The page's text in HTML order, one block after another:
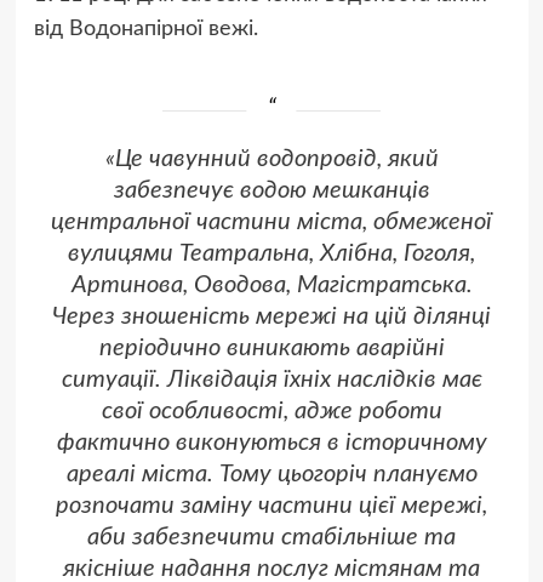
від Водонапірної вежі.
«Це чавунний водопровід, який
забезпечує водою мешканців
центральної частини міста, обмеженої
вулицями Театральна, Хлібна, Гоголя,
Артинова, Оводова, Магістратська.
Через зношеність мережі на цій ділянці
періодично виникають аварійні
ситуації. Ліквідація їхніх наслідків має
свої особливості, адже роботи
фактично виконуються в історичному
ареалі міста. Тому цьогоріч плануємо
розпочати заміну частини цієї мережі,
аби забезпечити стабільніше та
якісніше надання послуг містянам та